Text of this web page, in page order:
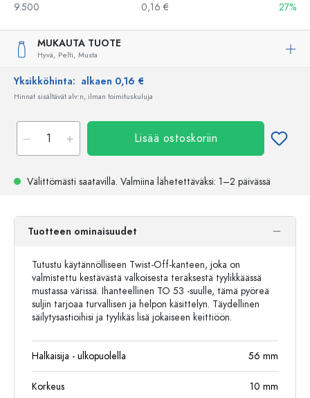
9.500
0,16 € 27%
MUKAUTA TUOTE
Hyvä, Pelti, Musta
Yksikköhinta: alkaen 0,16 €
Hinnat sisältävät alv:n, ilman toimituskuluja
Lisää ostoskoriin
Välittömästi saatavilla. Valmiina lähetettäväksi: 1–2 päivässä
Tuotteen ominaisuudet
Tutustu käytännölliseen Twist-Off-kanteen, joka on
valmistettu kestävästä valkoisesta teräksestä tyylikkäässä
mustassa värissä. Ihanteellinen TO 53 -suulle, tämä pyöreä
suljin tarjoaa turvallisen ja helpon käsittelyn. Täydellinen
säilytysastioihisi ja tyylikäs lisä jokaiseen keittiöön.
Halkaisija - ulkopuolella 56 mm
Korkeus 10 mm